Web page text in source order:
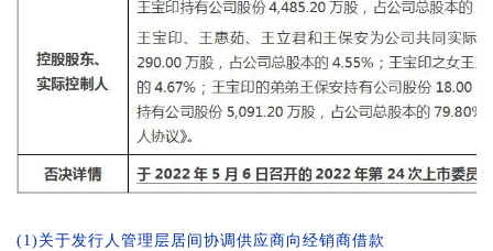
(1)关于发行人管理层居间协调供应商向经销商借款